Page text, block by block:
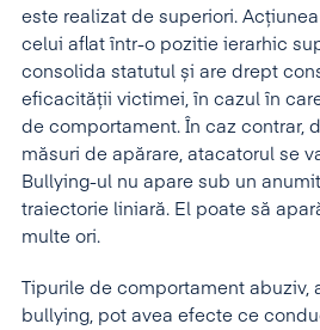
este realizat de superiori.
celui aflat într-o pozitie ierarhic
consolida statutul și are drept
eficacității victimei, în cazul în
de comportament. În caz contrar,
măsuri de apărare, atacatorul se
Bullying-ul nu apare sub un
traiectorie liniară. El poate să
multe ori.
Tipurile de comportament
bullying, pot avea efecte ce